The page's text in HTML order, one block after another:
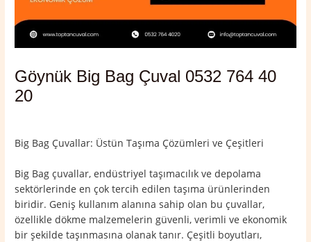
Göynük Big Bag Çuval 0532 764 40
20
Big Bag Çuvallar: Üstün Taşıma Çözümleri ve Çeşitleri
Big Bag çuvallar, endüstriyel taşımacılık ve depolama
sektörlerinde en çok tercih edilen taşıma ürünlerinden
biridir. Geniş kullanım alanına sahip olan bu çuvallar,
özellikle dökme malzemelerin güvenli, verimli ve ekonomik
bir şekilde taşınmasına olanak tanır. Çeşitli boyutları,